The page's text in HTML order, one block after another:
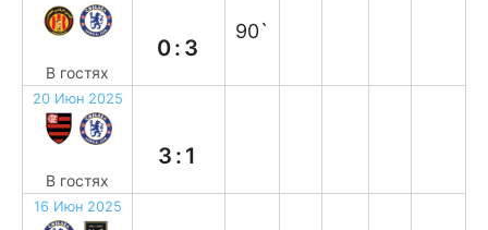
В гостях
0:3
90`
20 Июн 2025
В гостях
3:1
16 Июн 2025